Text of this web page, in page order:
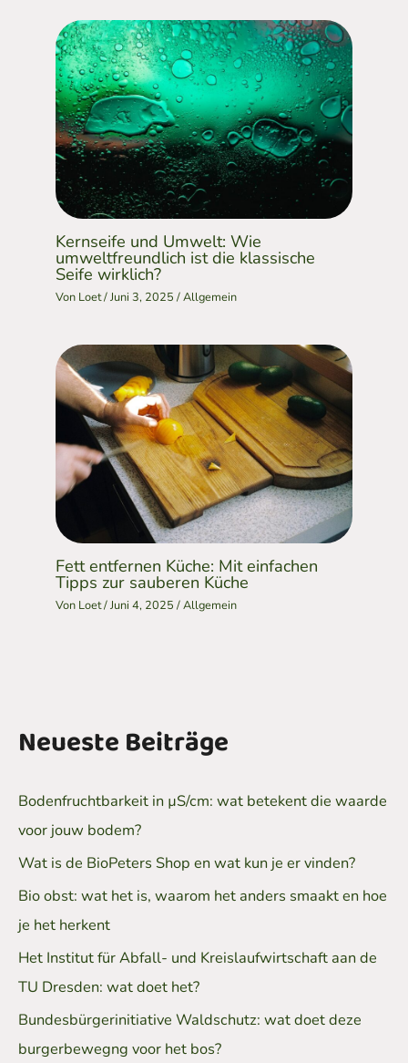
Kernseife und Umwelt: Wie
umweltfreundlich ist die klassische
Seife wirklich?
Von Loet/Juni 3, 2025/Allgemein
Fett entfernen Küche: Mit einfachen
Tipps zur sauberen Küche
Von Loet/Juni 4, 2025/Allgemein
Neueste Beiträge
Bodenfruchtbarkeit in µS/cm: wat betekent die waarde
voor jouw bodem?
Wat is de BioPeters Shop en wat kun je er vinden?
Bio obst: wat het is, waarom het anders smaakt en hoe
je het herkent
Het Institut für Abfall- und Kreislaufwirtschaft aan de
TU Dresden: wat doet het?
Bundesbürgerinitiative Waldschutz: wat doet deze
burgerbewegng voor het bos?